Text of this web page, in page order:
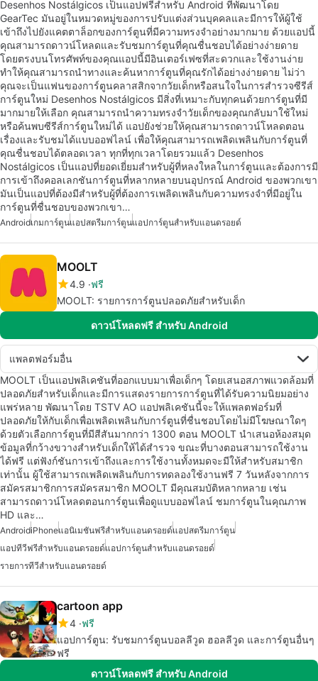
Desenhos Nostálgicos เป็นแอปฟรีสำหรับ Android ที่พัฒนาโดย
GearTec มันอยู่ในหมวดหมู่ของการปรับแต่งส่วนบุคคลและมีการให้ผู้ใช้
เข้าถึงไปยังแคตตาล็อกของการ์ตูนที่มีความทรงจำอย่างมากมาย ด้วยแอปนี้
คุณสามารถดาวน์โหลดและรับชมการ์ตูนที่คุณชื่นชอบได้อย่างง่ายดาย
โดยตรงบนโทรศัพท์ของคุณแอปนี้มีอินเตอร์เฟซที่สะดวกและใช้งานง่าย
ทำให้คุณสามารถนำทางและค้นหาการ์ตูนที่คุณรักได้อย่างง่ายดาย ไม่ว่า
คุณจะเป็นแฟนของการ์ตูนคลาสสิกจากวัยเด็กหรือสนใจในการสำรวจซีรีส์
การ์ตูนใหม่ Desenhos Nostálgicos มีสิ่งที่เหมาะกับทุกคนด้วยการ์ตูนที่มี
มากมายให้เลือก คุณสามารถนำความทรงจำวัยเด็กของคุณกลับมาใช้ใหม่
หรือค้นพบซีรีส์การ์ตูนใหม่ได้ แอปยังช่วยให้คุณสามารถดาวน์โหลดตอน
เรื่องและรับชมได้แบบออฟไลน์ เพื่อให้คุณสามารถเพลิดเพลินกับการ์ตูนที่
คุณชื่นชอบได้ตลอดเวลา ทุกที่ทุกเวลาโดยรวมแล้ว Desenhos
Nostálgicos เป็นแอปที่ยอดเยี่ยมสำหรับผู้ที่หลงใหลในการ์ตูนและต้องการมี
การเข้าถึงคอลเลกชันการ์ตูนที่หลากหลายบนอุปกรณ์ Android ของพวกเขา
มันเป็นแอปที่ต้องมีสำหรับผู้ที่ต้องการเพลิดเพลินกับความทรงจำที่มีอยู่ใน
การ์ตูนที่ชื่นชอบของพวกเขา…
Androidเกมการ์ตูนแอปสตรีมการ์ตูนแอปการ์ตูนสำหรับแอนดรอยด์
MOOLT
4.9 ฟรี
MOOLT: รายการการ์ตูนปลอดภัยสำหรับเด็ก
ดาวน์โหลดฟรี สำหรับ Android
แพลตฟอร์มอื่น
MOOLT เป็นแอปพลิเคชันที่ออกแบบมาเพื่อเด็กๆ โดยเสนอสภาพแวดล้อมที่
ปลอดภัยสำหรับเด็กและมีการแสดงรายการการ์ตูนที่ได้รับความนิยมอย่าง
แพร่หลาย พัฒนาโดย TSTV AO แอปพลิเคชันนี้จะให้แพลตฟอร์มที่
ปลอดภัยให้กับเด็กเพื่อเพลิดเพลินกับการ์ตูนที่ชื่นชอบโดยไม่มีโฆษณาใดๆ
ด้วยตัวเลือกการ์ตูนที่มีสีสันมากกว่า 1300 ตอน MOOLT นำเสนอห้องสมุด
ข้อมูลที่กว้างขวางสำหรับเด็กให้ได้สำรวจ ขณะที่บางตอนสามารถใช้งาน
ได้ฟรี แต่ฟังก์ชันการเข้าถึงและการใช้งานทั้งหมดจะมีให้สำหรับสมาชิก
เท่านั้น ผู้ใช้สามารถเพลิดเพลินกับการทดลองใช้งานฟรี 7 วันหลังจากการ
สมัครสมาชิกการสมัครสมาชิก MOOLT มีคุณสมบัติหลากหลาย เช่น
สามารถดาวน์โหลดตอนการ์ตูนเพื่อดูแบบออฟไลน์ ชมการ์ตูนในคุณภาพ
HD และ…
AndroidiPhoneแอนิเมชันฟรีสำหรับแอนดรอยด์แอปสตรีมการ์ตูน
แอปทีวีฟรีสำหรับแอนดรอยด์แอปการ์ตูนสำหรับแอนดรอยด์
รายการทีวีสำหรับแอนดรอยด์
cartoon app
4 ฟรี
แอปการ์ตูน: รับชมการ์ตูนบอลลีวูด ฮอลลีวูด และการ์ตูนอื่นๆ
ฟรี
ดาวน์โหลดฟรี สำหรับ Android